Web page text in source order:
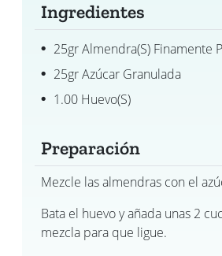
Ingredientes
25gr Almendra(s) Finamente
25gr Azúcar Granulada
1.00 Huevo(s)
Preparación
Mezcle las almendras con el
Bata el huevo y añada unas 2
mezcla para que ligue.